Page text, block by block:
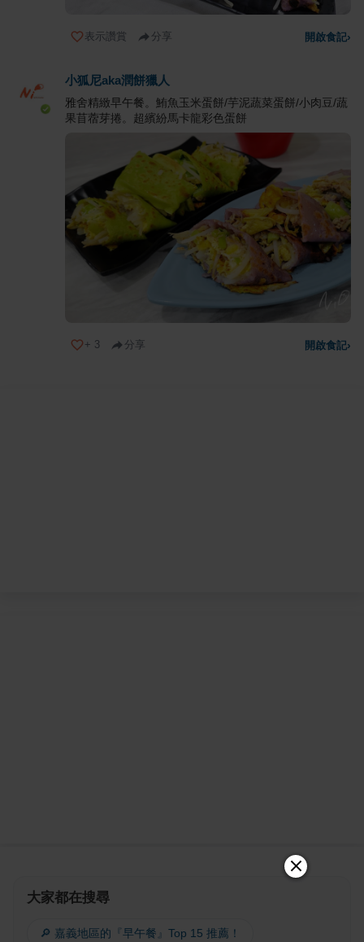
表示讚賞 分享 開啟食記›
小狐尼aka潤餅獵人
雅舍精緻早午餐。鮪魚玉米蛋餅/芋泥蔬菜蛋餅/小肉豆/蔬
果苜蓿芽捲。超繽紛馬卡龍彩色蛋餅
+ 3 分享 開啟食記›
大家都在搜尋
🔎 嘉義地區的『早午餐』Top 15 推薦！